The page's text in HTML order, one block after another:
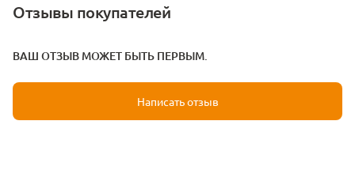
Отзывы покупателей
ВАШ ОТЗЫВ МОЖЕТ БЫТЬ ПЕРВЫМ.
Написать отзыв